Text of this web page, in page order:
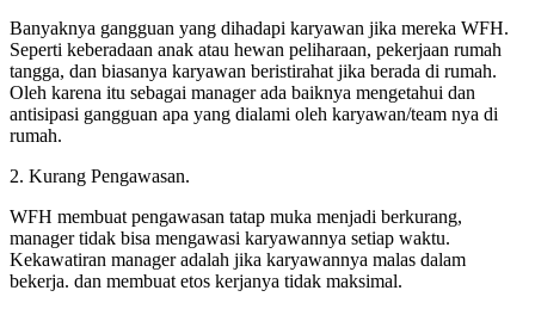
Banyaknya gangguan yang dihadapi karyawan jika mereka WFH.
Seperti keberadaan anak atau hewan peliharaan, pekerjaan rumah
tangga, dan biasanya karyawan beristirahat jika berada di rumah.
Oleh karena itu sebagai manager ada baiknya mengetahui dan
antisipasi gangguan apa yang dialami oleh karyawan/team nya di
rumah.
2. Kurang Pengawasan.
WFH membuat pengawasan tatap muka menjadi berkurang,
manager tidak bisa mengawasi karyawannya setiap waktu.
Kekawatiran manager adalah jika karyawannya malas dalam
bekerja. dan membuat etos kerjanya tidak maksimal.